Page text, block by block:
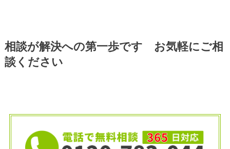
相談が解決への第一歩です お気軽にご相
談ください